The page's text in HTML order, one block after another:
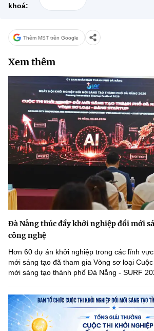
khoá:
Thêm MST trên Google
Xem thêm
Đà Nẵng thúc đẩy khởi nghiệp đổi mới
công nghệ
Hơn 60 dự án khởi nghiệp trong các lĩnh
mới sáng tạo đã tham gia Vòng sơ loại
mới sáng tạo thành phố Đà Nẵng - SURF